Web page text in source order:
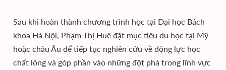
Sau khi hoàn thành chương trình học tại Đại học Bách
khoa Hà Nội, Phạm Thị Huê đặt mục tiêu du học tại Mỹ
hoặc châu Âu để tiếp tục nghiên cứu về động lực học
chất lỏng và góp phần vào những đột phá trong lĩnh vực